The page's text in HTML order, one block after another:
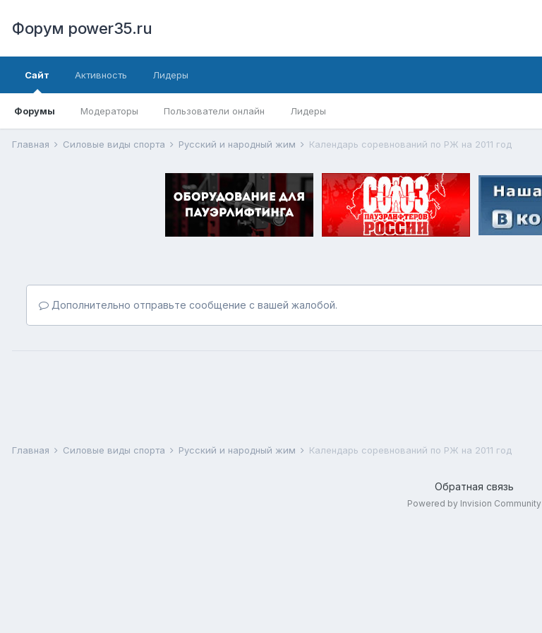
Форум power35.ru
Сайт
Форумы Модераторы Пользователи онлайн Лидеры
Активность Лидеры
Главная Силовые виды спорта Русский и народный жим Календарь соревнований по РЖ на 2011 год
Дополнительно отправьте сообщение с вашей жалобой.
Главная Силовые виды спорта Русский и народный жим Календарь соревнований по РЖ на 2011 год
Обратная связь
Powered by Invision Community